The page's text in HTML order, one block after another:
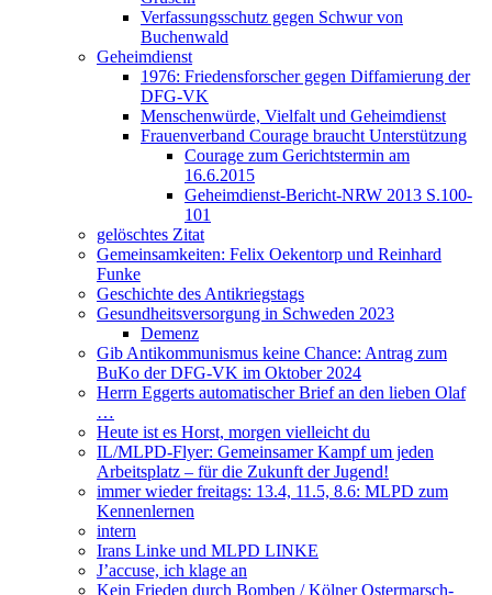
Verfassungsschutz gegen Schwur von
Buchenwald
Geheimdienst
1976: Friedensforscher gegen Diffamierung der
DFG-VK
Menschenwürde, Vielfalt und Geheimdienst
Frauenverband Courage braucht Unterstützung
Courage zum Gerichtstermin am
16.6.2015
Geheimdienst-Bericht-NRW 2013 S.100-
101
gelöschtes Zitat
Gemeinsamkeiten: Felix Oekentorp und Reinhard
Funke
Geschichte des Antikriegstags
Gesundheitsversorgung in Schweden 2023
Demenz
Gib Antikommunismus keine Chance: Antrag zum
BuKo der DFG-VK im Oktober 2024
Herrn Eggerts automatischer Brief an den lieben Olaf
…
Heute ist es Horst, morgen vielleicht du
IL/MLPD-Flyer: Gemeinsamer Kampf um jeden
Arbeitsplatz – für die Zukunft der Jugend!
immer wieder freitags: 13.4, 11.5, 8.6: MLPD zum
Kennenlernen
intern
Irans Linke und MLPD LINKE
J’accuse, ich klage an
Kein Frieden durch Bomben / Kölner Ostermarsch-